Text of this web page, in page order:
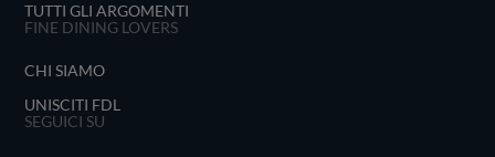
TUTTI GLI ARGOMENTI
FINE DINING LOVERS
CHI SIAMO
UNISCITI FDL
SEGUICI SU